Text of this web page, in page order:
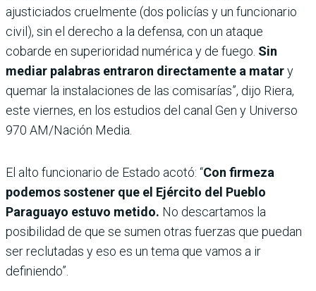
ajusticiados cruelmente (dos policías y un funcionario
civil), sin el derecho a la defensa, con un ataque
cobarde en superioridad numérica y de fuego. Sin
mediar palabras entraron directamente a matary
quemar la instalaciones de las comisarías”, dijo Riera,
este viernes, en los estudios del canal Gen y Universo
970 AM/Nación Media.
El alto funcionario de Estado acotó: “Con firmeza
podemos sostener que el Ejército del Pueblo
Paraguayo estuvo metido. No descartamos la
posibilidad de que se sumen otras fuerzas que puedan
ser reclutadas y eso es un tema que vamos a ir
definiendo”.